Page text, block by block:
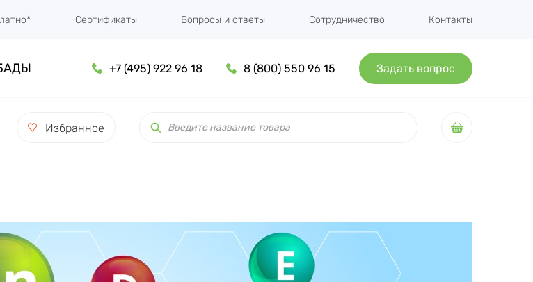
Сертификаты Вопросы и ответы Сотрудничество Контакты
+7 (495) 922 96 18 8 (800) 550 96 15 Задать вопрос
Избранное
товаров